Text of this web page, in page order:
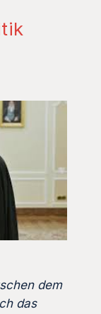
dem
das